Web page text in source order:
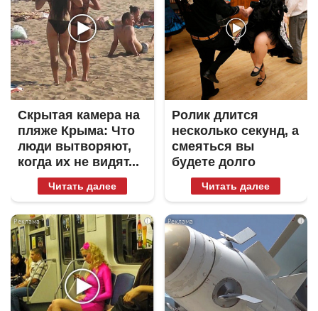
Скрытая камера на
пляже Крыма: Что
люди вытворяют,
когда их не видят...
Читать далее
Ролик длится
несколько секунд, а
смеяться вы
будете долго
Читать далее
i i